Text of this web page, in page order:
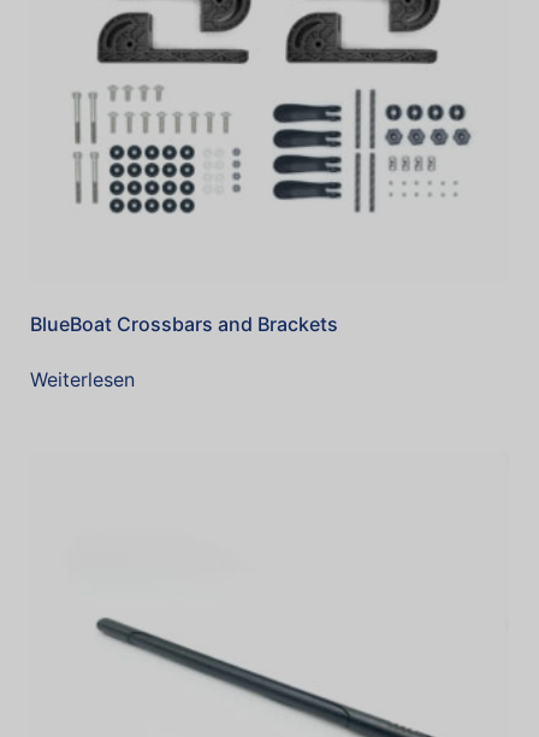
BlueBoat Crossbars and Brackets
Weiterlesen